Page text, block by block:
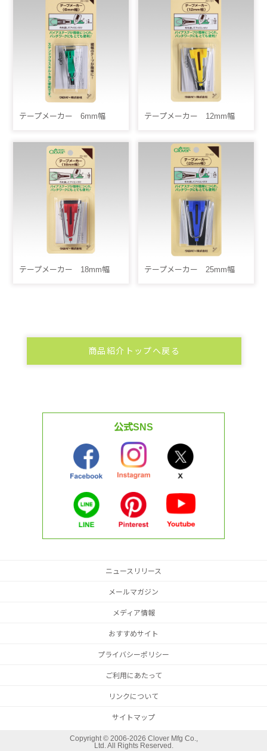
テープメーカー 6mm幅 テープメーカー 12mm幅
テープメーカー 18mm幅 テープメーカー 25mm幅
商品紹介トップへ戻る
公式SNS
ニュースリリース
メールマガジン
メディア情報
おすすめサイト
プライバシーポリシー
ご利用にあたって
リンクについて
サイトマップ
Copyright © 2006-2026 Clover Mfg Co.,
Ltd. All Rights Reserved.